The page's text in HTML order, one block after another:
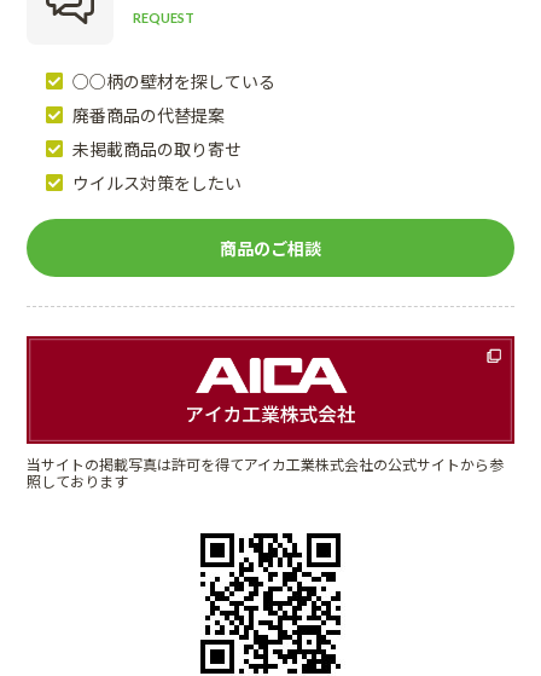
REQUEST
○○柄の壁材を探している
廃番商品の代替提案
未掲載商品の取り寄せ
ウイルス対策をしたい
商品のご相談
当サイトの掲載写真は許可を得てアイカ工業株式会社の公式サイトから参
照しております